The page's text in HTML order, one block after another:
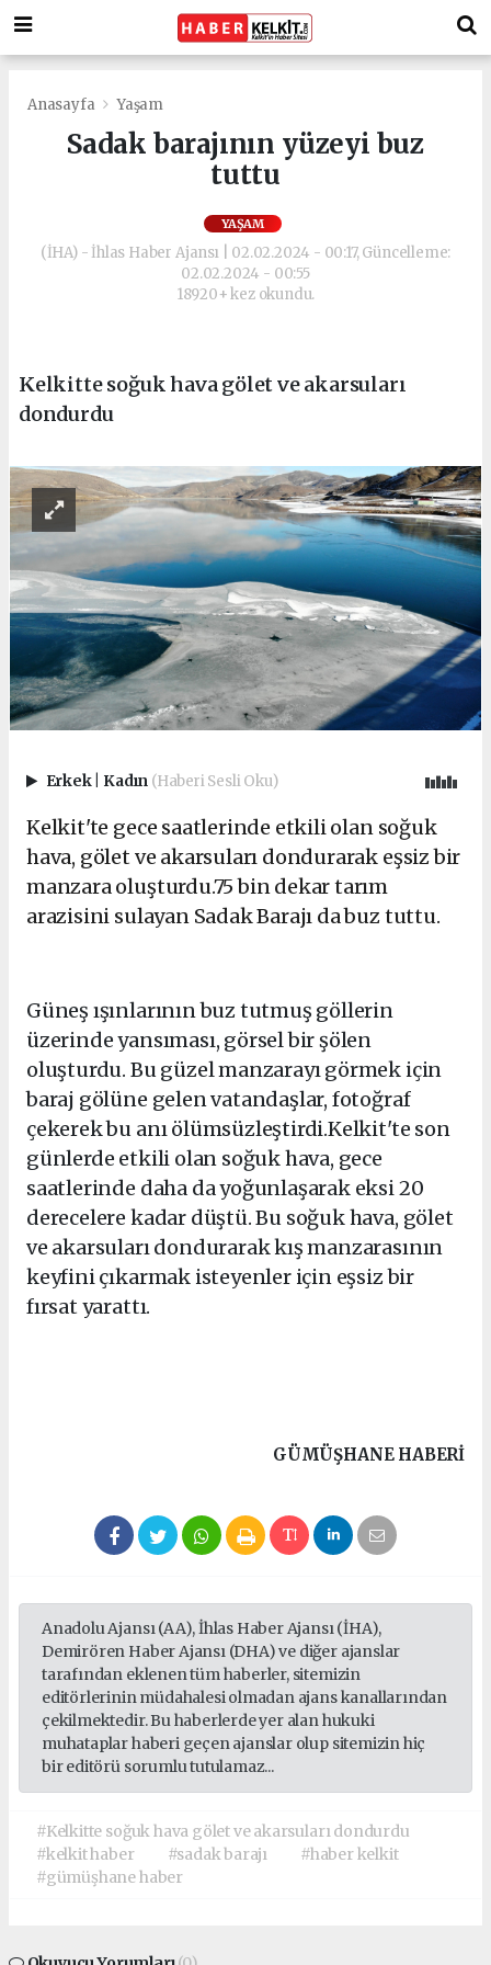
Anasayfa Yaşam
Sadak barajının yüzeyi buz
tuttu
YAŞAM
(İHA) - İhlas Haber Ajansı | 02.02.2024 - 00:17, Güncelleme:
02.02.2024 - 00:55
18920+ kez okundu.
Kelkitte soğuk hava gölet ve akarsuları
dondurdu
Erkek Kadın (Haberi Sesli Oku)
Kelkit'te gece saatlerinde etkili olan soğuk
hava, gölet ve akarsuları dondurarak eşsiz bir
manzara oluşturdu.75 bin dekar tarım
arazisini sulayan Sadak Barajı da buz tuttu.
Güneş ışınlarının buz tutmuş göllerin
üzerinde yansıması, görsel bir şölen
oluşturdu. Bu güzel manzarayı görmek için
baraj gölüne gelen vatandaşlar, fotoğraf
çekerek bu anı ölümsüzleştirdi.Kelkit'te son
günlerde etkili olan soğuk hava, gece
saatlerinde daha da yoğunlaşarak eksi 20
derecelere kadar düştü. Bu soğuk hava, gölet
ve akarsuları dondurarak kış manzarasının
keyfini çıkarmak isteyenler için eşsiz bir
fırsat yarattı.
GÜMÜŞHANE HABERİ
Anadolu Ajansı (AA), İhlas Haber Ajansı (İHA),
Demirören Haber Ajansı (DHA) ve diğer ajanslar
tarafından eklenen tüm haberler, sitemizin
editörlerinin müdahalesi olmadan ajans kanallarından
çekilmektedir. Bu haberlerde yer alan hukuki
muhataplar haberi geçen ajanslar olup sitemizin hiç
bir editörü sorumlu tutulamaz...
#Kelkitte soğuk hava gölet ve akarsuları dondurdu
#kelkit haber
#sadak barajı
#haber kelkit
#gümüşhane haber